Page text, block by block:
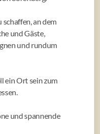
schaffen, an dem
und Gäste,
und rundum
ein Ort sein zum
und spannende